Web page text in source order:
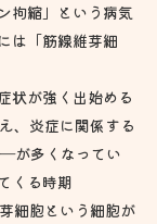
拘縮」という病気
は「筋線維芽細
状が強く出始める
、炎症に関係する
多くなってい
くる時期
細胞という細胞が